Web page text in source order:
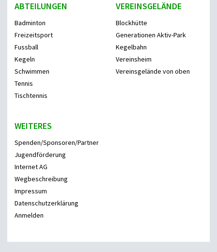
ABTEILUNGEN
Badminton
Freizeitsport
Fussball
Kegeln
Schwimmen
Tennis
Tischtennis
VEREINSGELÄNDE
Blockhütte
Generationen Aktiv-Park
Kegelbahn
Vereinsheim
Vereinsgelände von oben
WEITERES
Spenden/Sponsoren/Partner
Jugendförderung
Internet AG
Wegbeschreibung
Impressum
Datenschutzerklärung
Anmelden